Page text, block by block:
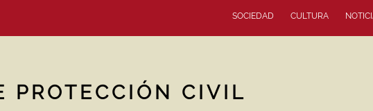
SOCIEDAD CULTURA
PROTECCIÓN CIVIL